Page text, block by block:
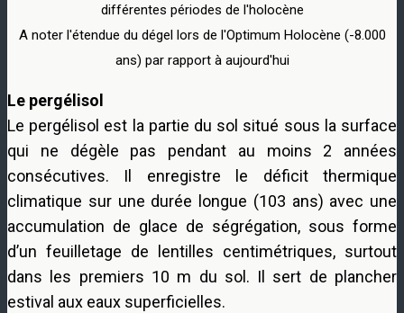
différentes périodes de l'holocène
A noter l'étendue du dégel lors de l'Optimum Holocène (-8.000
ans) par rapport à aujourd'hui
Le pergélisol
Le pergélisol est la partie du sol situé sous la surface
qui ne dégèle pas pendant au moins 2 années
consécutives. Il enregistre le déficit thermique
climatique sur une durée longue (103 ans) avec une
accumulation de glace de ségrégation, sous forme
d’un feuilletage de lentilles centimétriques, surtout
dans les premiers 10 m du sol. Il sert de plancher
estival aux eaux superficielles.